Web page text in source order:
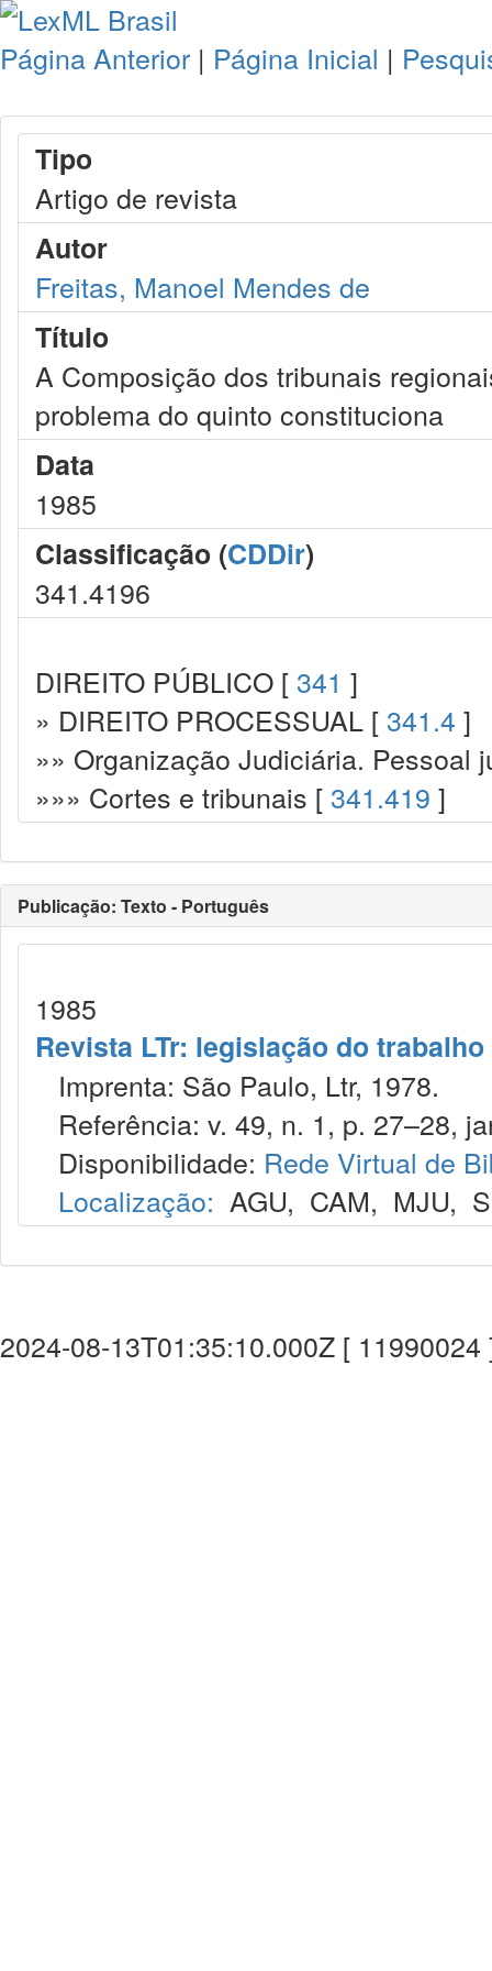
Página Anterior | Página Inicial |
Tipo
Artigo de revista
Autor
Freitas, Manoel Mendes de
Título
A Composição dos tribunais
problema do quinto constituciona
Data
1985
Classificação (CDDir)
341.4196
DIREITO PÚBLICO [ 341 ]
» DIREITO PROCESSUAL [ 341.4 ]
»» Organização Judiciária. Pessoal
»»» Cortes e tribunais [ 341.419 ]
Publicação: Texto - Português
1985
Revista LTr: legislação do trabalho
Imprenta: São Paulo, Ltr, 1978.
Referência: v. 49, n. 1, p. 27–28,
Disponibilidade: Rede Virtual de
Localização: AGU, CAM, MJU,
2024-08-13T01:35:10.000Z [ 11990024